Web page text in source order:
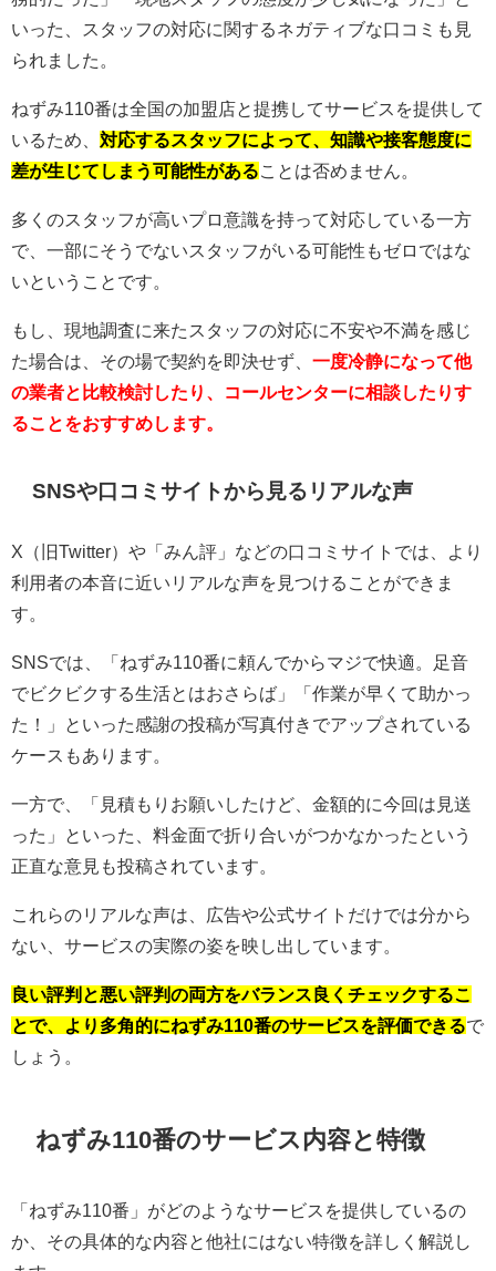
いった、スタッフの対応に関するネガティブな口コミも見
られました。
ねずみ110番は全国の加盟店と提携してサービスを提供して
いるため、 対応するスタッフによって、知識や接客態度に
差が生じてしまう可能性がある ことは否めません。
多くのスタッフが高いプロ意識を持って対応している一方
で、一部にそうでないスタッフがいる可能性もゼロではな
いということです。
もし、現地調査に来たスタッフの対応に不安や不満を感じ
た場合は、その場で契約を即決せず、 一度冷静になって他
の業者と比較検討したり、コールセンターに相談したりす
ることをおすすめします。
SNSや口コミサイトから見るリアルな声
X（旧Twitter）や「みん評」などの口コミサイトでは、より
利用者の本音に近いリアルな声を見つけることができま
す。
SNSでは、「ねずみ110番に頼んでからマジで快適。足音
でビクビクする生活とはおさらば」「作業が早くて助かっ
た！」といった感謝の投稿が写真付きでアップされている
ケースもあります。
一方で、「見積もりお願いしたけど、金額的に今回は見送
った」といった、料金面で折り合いがつかなかったという
正直な意見も投稿されています。
これらのリアルな声は、広告や公式サイトだけでは分から
ない、サービスの実際の姿を映し出しています。
良い評判と悪い評判の両方をバランス良くチェックするこ
とで、より多角的にねずみ110番のサービスを評価できるで
しょう。
ねずみ110番のサービス内容と特徴
「ねずみ110番」がどのようなサービスを提供しているの
か、その具体的な内容と他社にはない特徴を詳しく解説し